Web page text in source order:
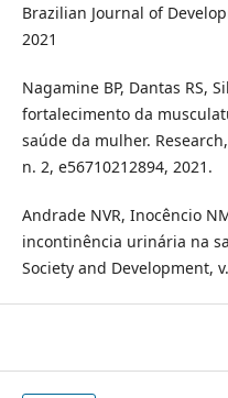
Brazilian Journal of
2021
Nagamine BP, Dantas RS,
fortalecimento da
saúde da mulher.
n. 2, e56710212894, 2021.
Andrade NVR, Inocêncio
incontinência urinária na
Society and Development,